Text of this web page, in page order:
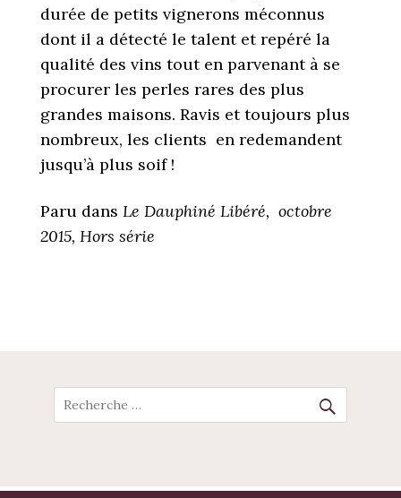
durée de petits vignerons méconnus
dont il a détecté le talent et repéré la
qualité des vins tout en parvenant à se
procurer les perles rares des plus
grandes maisons. Ravis et toujours plus
nombreux, les clients en redemandent
jusqu’à plus soif !
Paru dans Le Dauphiné Libéré, octobre
2015, Hors série
Recherche